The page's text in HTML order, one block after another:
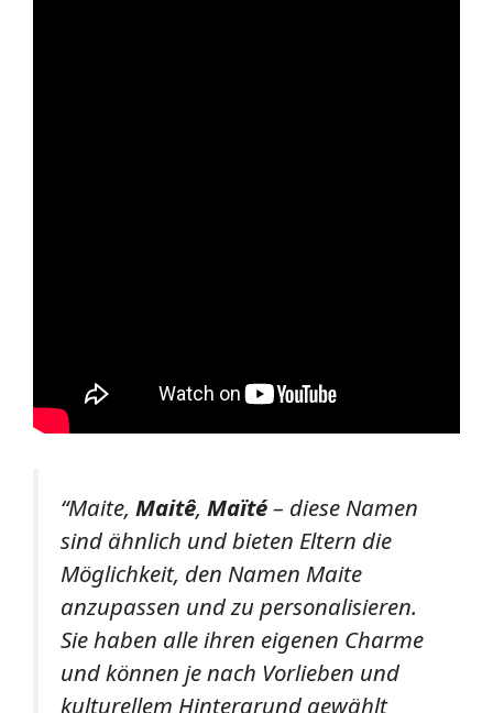
“Maite, Maitê, Maïté– diese Namen
sind ähnlich und bieten Eltern die
Möglichkeit, den Namen Maite
anzupassen und zu personalisieren.
Sie haben alle ihren eigenen Charme
und können je nach Vorlieben und
kulturellem Hintergrund gewählt